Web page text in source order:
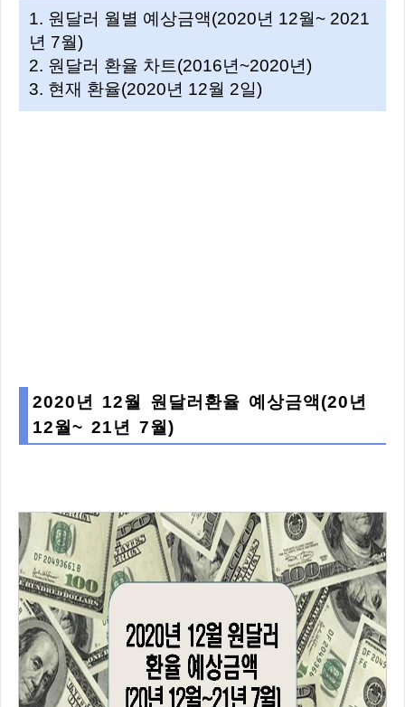
1. 원달러 월별 예상금액(2020년 12월~ 2021
년 7월)
2. 원달러 환율 차트(2016년~2020년)
3. 현재 환율(2020년 12월 2일)
2020년 12월 원달러환율 예상금액(20년
12월~ 21년 7월)